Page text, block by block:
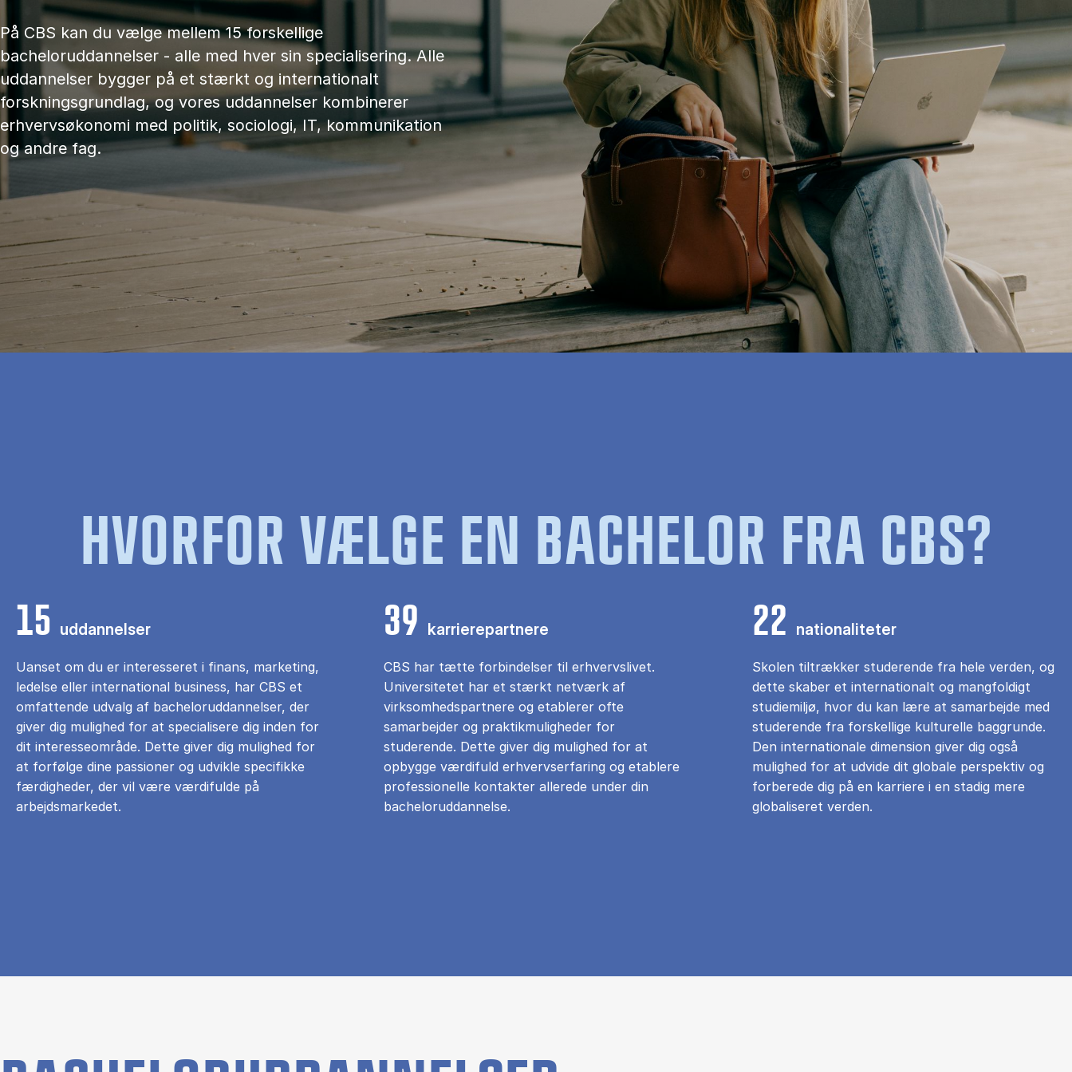
På CBS kan du vælge mellem 15 forskellige
bacheloruddannelser - alle med hver sin specialisering. Alle
uddannelser bygger på et stærkt og internationalt
forskningsgrundlag, og vores uddannelser kombinerer
erhvervsøkonomi med politik, sociologi, IT, kommunikation
og andre fag.
HVORFOR VÆLGE EN BACHELOR FRA CBS?
15 uddannelser
Uanset om du er interesseret i finans, marketing,
ledelse eller international business, har CBS et
omfattende udvalg af bacheloruddannelser, der
giver dig mulighed for at specialisere dig inden for
dit interesseområde. Dette giver dig mulighed for
at forfølge dine passioner og udvikle specifikke
færdigheder, der vil være værdifulde på
arbejdsmarkedet.
39 karrierepartnere
CBS har tætte forbindelser til erhvervslivet.
Universitetet har et stærkt netværk af
virksomhedspartnere og etablerer ofte
samarbejder og praktikmuligheder for
studerende. Dette giver dig mulighed for at
opbygge værdifuld erhvervserfaring og etablere
professionelle kontakter allerede under din
bacheloruddannelse.
22 nationaliteter
Skolen tiltrækker studerende fra hele verden, og
dette skaber et internationalt og mangfoldigt
studiemiljø, hvor du kan lære at samarbejde med
studerende fra forskellige kulturelle baggrunde.
Den internationale dimension giver dig også
mulighed for at udvide dit globale perspektiv og
forberede dig på en karriere i en stadig mere
globaliseret verden.